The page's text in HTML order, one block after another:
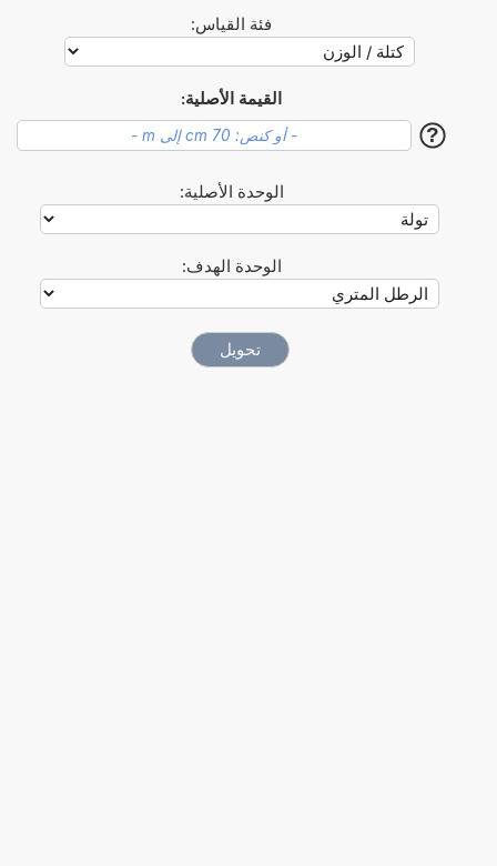
فئة القياس:
القيمة الأصلية:
?
الوحدة الأصلية:
الوحدة الهدف: